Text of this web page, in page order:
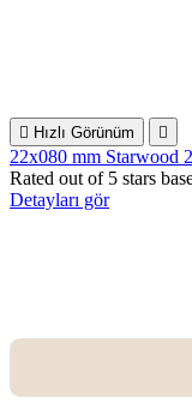
 Hızlı Görünüm 
22x080 mm Starwood
Rated out of 5 stars
Detayları gör